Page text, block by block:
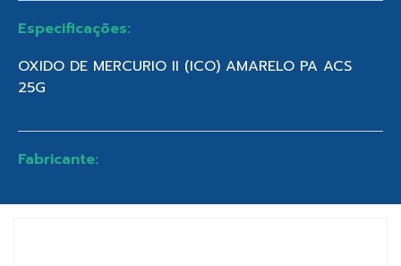
Especificações:
OXIDO DE MERCURIO II (ICO) AMARELO PA ACS
25G
Fabricante: